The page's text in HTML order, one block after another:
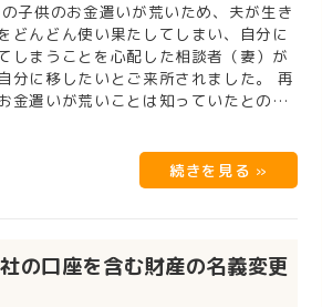
子供のお金遣いが荒いため、夫が生き
どんどん使い果たしてしまい、自分に
しまうことを心配した相談者（妻）が
分に移したいとご来所されました。 再
金遣いが荒いことは知っていたとのこ
の口座を含む財産の名義変更